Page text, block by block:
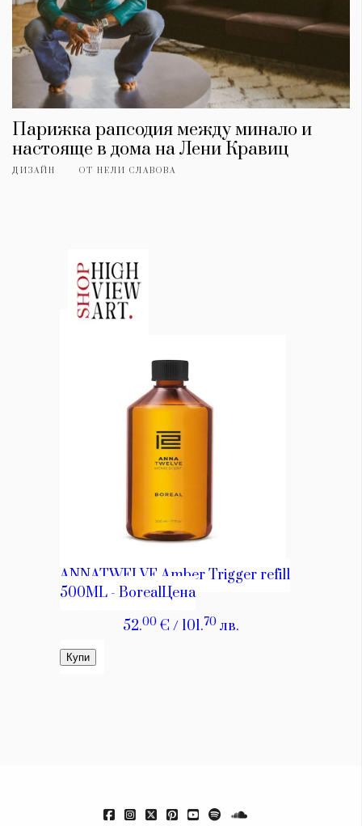
Парижка рапсодия между минало и
настояще в дома на Лени Кравиц
ДИЗАЙН ОТ НЕЛИ СЛАВОВА
Условия за
ползване
За нас
Реклама
Политика за
поверителност
СЛЕДВАЙТЕ НИ
Facebook Instagram Twitter
Spotify Soundcloud
© 2026, HighViewArt | Всички права запазени